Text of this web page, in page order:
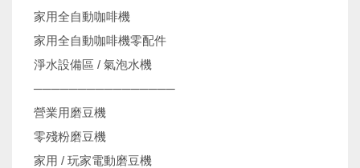
家用全自動咖啡機
家用全自動咖啡機零配件
淨水設備區 / 氣泡水機
────────────────
營業用磨豆機
零殘粉磨豆機
家用 / 玩家電動磨豆機